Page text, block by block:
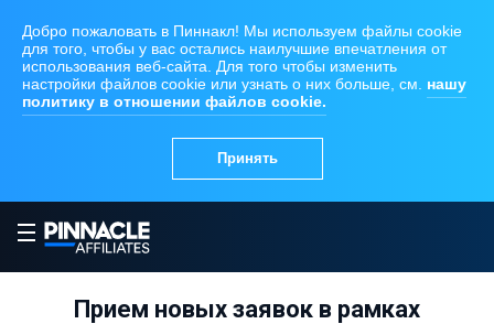
Прием новых заявок в рамках